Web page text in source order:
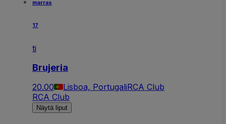
marras
17
ti
Brujeria
20.00 Lisboa, PortugaliRCA Club
RCA Club
Näytä liput